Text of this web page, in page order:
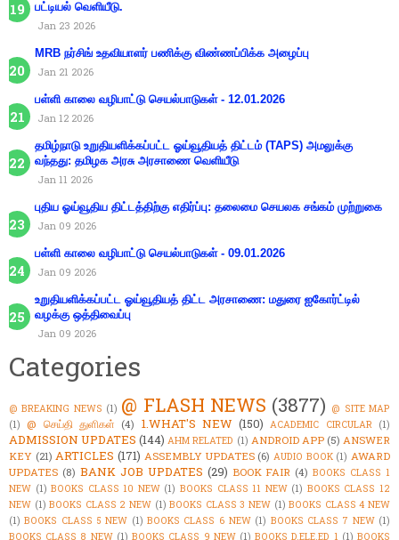
பட்டியல் வெளியீடு.
Jan 23 2026
MRB நர்சிங் உதவியாளர் பணிக்கு விண்ணப்பிக்க அழைப்பு
Jan 21 2026
பள்ளி காலை வழிபாட்டு செயல்பாடுகள் - 12.01.2026
Jan 12 2026
தமிழ்நாடு உறுதியளிக்கப்பட்ட ஓய்வூதியத் திட்டம் (TAPS) அமலுக்கு
வந்தது: தமிழக அரசு அரசாணை வெளியீடு
Jan 11 2026
புதிய ஓய்வூதிய திட்டத்திற்கு எதிர்ப்பு: தலைமை செயலக சங்கம் முற்றுகை
Jan 09 2026
பள்ளி காலை வழிபாட்டு செயல்பாடுகள் - 09.01.2026
Jan 09 2026
உறுதியளிக்கப்பட்ட ஓய்வூதியத் திட்ட அரசாணை: மதுரை ஐகோர்ட்டில்
வழக்கு ஒத்திவைப்பு
Jan 09 2026
Categories
@ BREAKING NEWS (1) @ FLASH NEWS (3877) @ SITE MAP
(1) @ செய்தி துளிகள் (4) 1.WHAT'S NEW (150) ACADEMIC CIRCULAR (1)
ADMISSION UPDATES (144) AHM RELATED (1) ANDROID APP (5) ANSWER
KEY (21) ARTICLES (171) ASSEMBLY UPDATES (6) AUDIO BOOK (1) AWARD
UPDATES (8) BANK JOB UPDATES (29) BOOK FAIR (4) BOOKS CLASS 1
NEW (1) BOOKS CLASS 10 NEW (1) BOOKS CLASS 11 NEW (1) BOOKS CLASS 12
NEW (1) BOOKS CLASS 2 NEW (1) BOOKS CLASS 3 NEW (1) BOOKS CLASS 4 NEW
(1) BOOKS CLASS 5 NEW (1) BOOKS CLASS 6 NEW (1) BOOKS CLASS 7 NEW (1)
BOOKS CLASS 8 NEW (1) BOOKS CLASS 9 NEW (1) BOOKS D.ELE.ED 1 (1) BOOKS